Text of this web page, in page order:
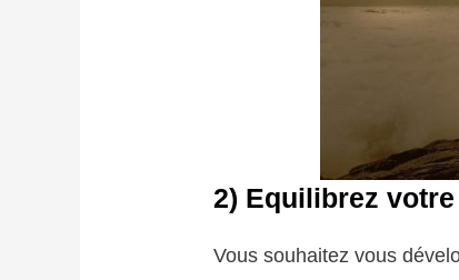
2) Equilibrez
Vous souhaitez vous